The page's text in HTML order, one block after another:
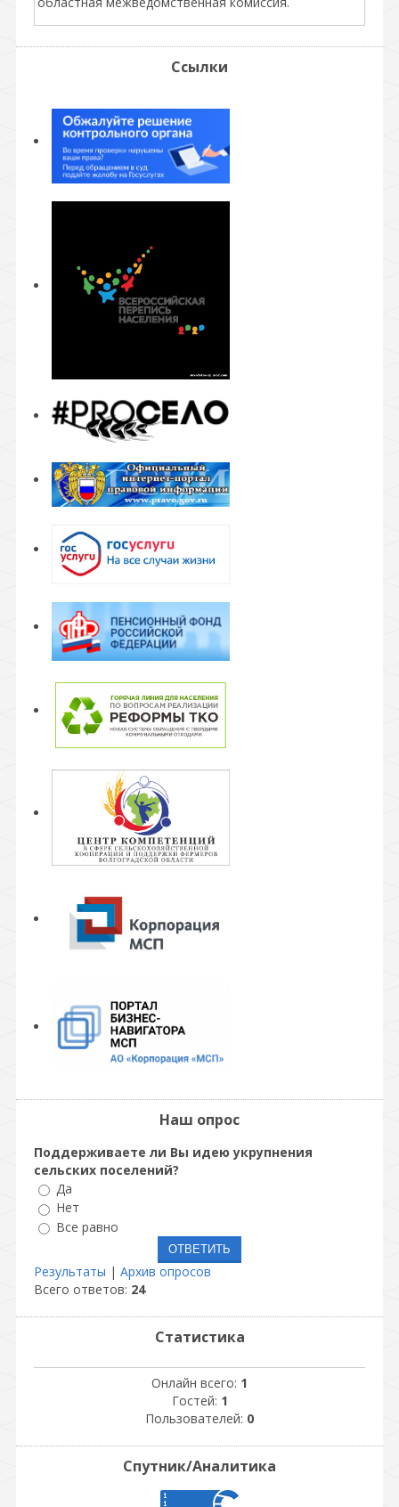
Ссылки
Наш опрос
Поддерживаете ли Вы идею укрупнения
сельских поселений?
Да
Нет
Все равно
Результаты | Архив опросов
Всего ответов: 24
Статистика
Онлайн всего: 1
Гостей: 1
Пользователей: 0
Спутник/Аналитика